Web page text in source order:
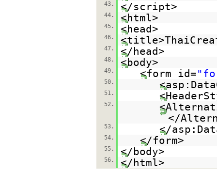
43.
</script>
44. <html>
45. <head>
46.
47. </head>
48. <body>
49. <form id=
50.
51.
52.
</
53. </
54. </form>
55. </body>
56. </html>